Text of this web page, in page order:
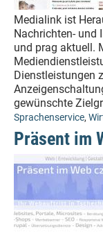
Medialink ist
Nachrichten- und
und prag aktuell.
Dienstleistungen
gewünschte
Sprachenservice,
Präsent im